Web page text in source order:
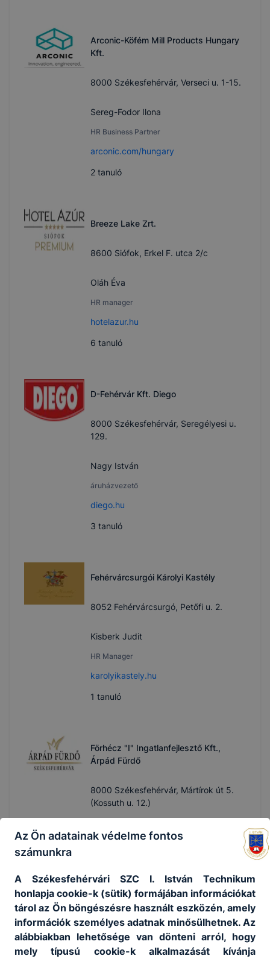
Arconic-Köfém Mill Products Hungary
Kft.
8000 Székesfehérvár, Verseci u. 1-15.
Sereg-Fodor Ilona
HR Business Partner
arconic.com/hungary
2 tanuló
Breeze Lake Zrt.
8600 Siófok, Erkel F. utca 2/c
Oláh Éva
HR manager
hotelazur.hu
6 tanuló
D-Fehérvár Kft. Diego
8000 Székesfehérvár, Seregélyesi u.
129.
Nagy István
áruházvezető
diego.hu
3 tanuló
Fehérvárcsurgói Károlyi Kastély
8052 Fehérvárcsurgó, Petőfi u. 2.
Kisberk Judit
HR Manager
karolyikastely.hu
1 tanuló
Förhécz "I" Ingatlanfejlesztő Kft.,
Árpád Fürdő
8000 Székesfehérvár, Mártírok út 5.
(Kossuth u. 12.)
Lepcsényiné Mályi Tímea
5tanuló
Grosz Utazás Kft.
Az Ön adatainak védelme fontos
számunkra
A Székesfehérvári SZC I. István Technikum
honlapja cookie-k (sütik) formájában információkat
tárol az Ön böngészésre használt eszközén, amely
információk személyes adatnak minősülhetnek. Az
alábbiakban lehetősége van dönteni arról, hogy
mely típusú cookie-k alkalmazását kívánja